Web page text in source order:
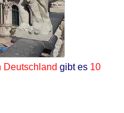
Deutschland gibt es 10